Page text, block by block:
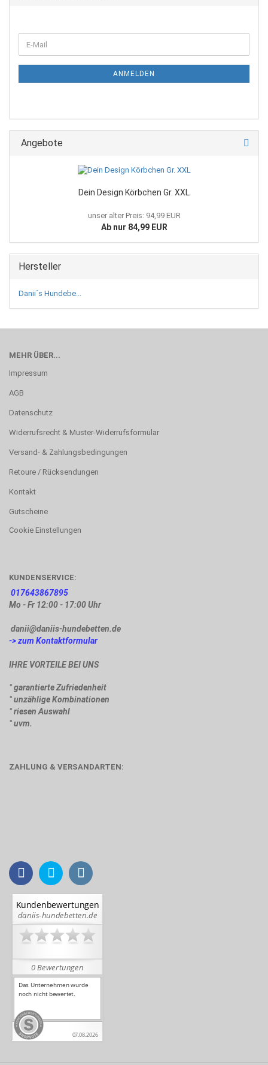
E-
Mail
ANMELDEN
Angebote
Dein Design Körbchen Gr. XXL
unser alter Preis: 94,99 EUR
Ab nur 84,99 EUR
Hersteller
Danii´s Hundebe...
MEHR ÜBER...
Impressum
AGB
Datenschutz
Widerrufsrecht & Muster-Widerrufsformular
Versand- & Zahlungsbedingungen
Retoure / Rücksendungen
Kontakt
Gutscheine
Cookie Einstellungen
KUNDENSERVICE:
017643867895
Mo - Fr 12:00 - 17:00 Uhr
danii@daniis-hundebetten.de
-> zum Kontaktformular
IHRE VORTEILE BEI UNS
° garantierte Zufriedenheit
° unzählige Kombinationen
° riesen Auswahl
° uvm.
ZAHLUNG & VERSANDARTEN: